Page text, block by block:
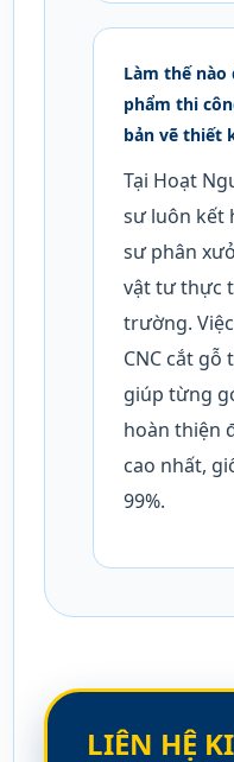
Làm thế nào
phẩm thi
bản vẽ thiết
Tại Hoạt
sư luôn kết
sư phân
vật tư thực
trường.
CNC cắt
giúp từng
hoàn thiện
cao nhất,
99%.
LIÊN HỆ